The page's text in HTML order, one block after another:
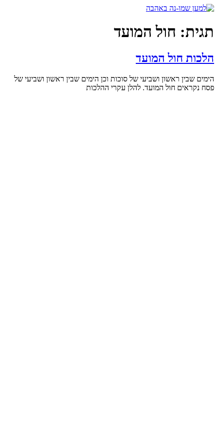
דלג
תגית: חול המועד
הלכות חול המועד
הימים שבין ראשון ושביעי של סוכות וכן הימים שבין ראשון ושביעי של
פסח נקראים חול המועד. להלן עקרי ההלכות